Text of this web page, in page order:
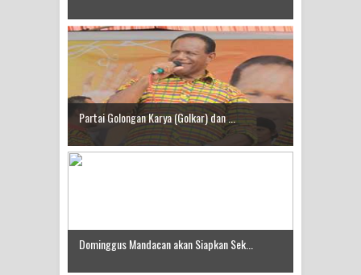
Partai Golongan Karya (Golkar) dan ...
Dominggus Mandacan akan Siapkan Sek...